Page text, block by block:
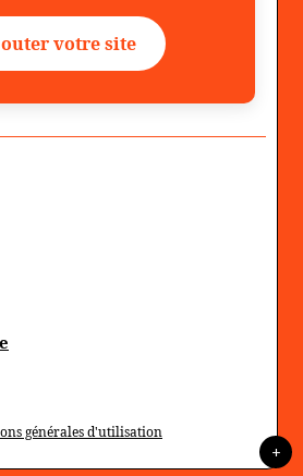
votre site
générales d'utilisation
+